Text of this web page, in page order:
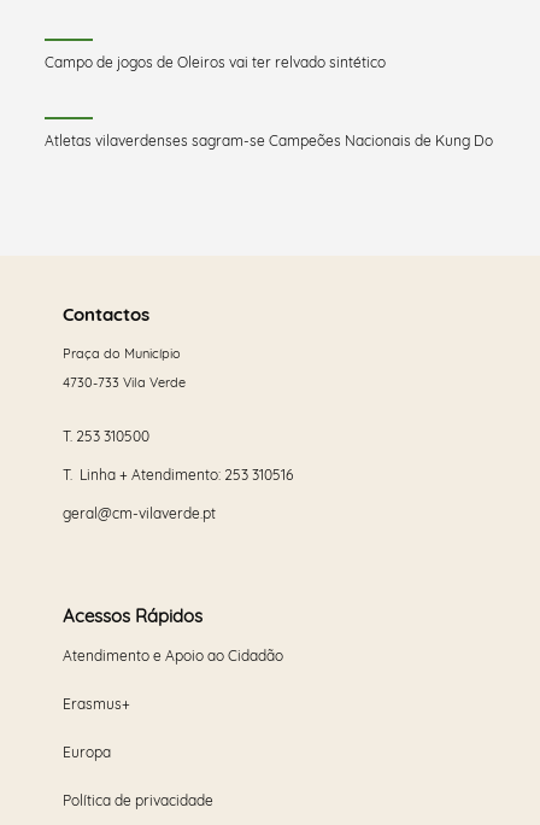
Campo de jogos de Oleiros vai ter relvado sintético
Atletas vilaverdenses sagram-se Campeões Nacionais de Kung Do
maisContactos
Praça do Município
4730-733 Vila Verde
T. 253 310500
T. Linha + Atendimento: 253 310516
geral@cm-vilaverde.pt
Acessos Rápidos
Atendimento e Apoio ao Cidadão
Erasmus+
Europa
Política de privacidade